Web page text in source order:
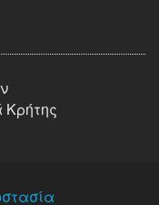
Κρήτης